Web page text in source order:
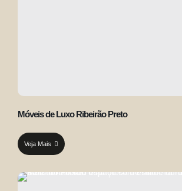
Móveis de Luxo Ribeirão Preto
Veja Mais